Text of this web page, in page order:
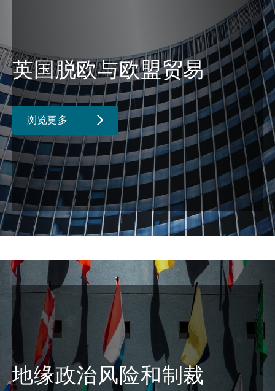
英国脱欧与欧盟贸易
浏览更多
地缘政治风险和制裁